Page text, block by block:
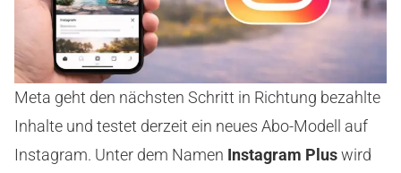
Meta geht den nächsten Schritt in Richtung bezahlte
Inhalte und testet derzeit ein neues Abo-Modell auf
Instagram. Unter dem Namen Instagram Pluswird